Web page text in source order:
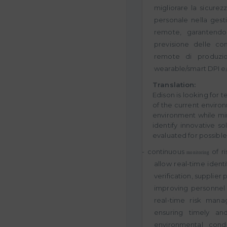
migliorare la
personale nella
remote,
previsione delle
remote di
wearable/smart DPI
Translation:
Edison is looking for
of the current
environment while
identify innovative
evaluated for
- continuousmonitoring of
allow real-time
verification, supplier
improving
real-time risk
ensuring timely
environmental